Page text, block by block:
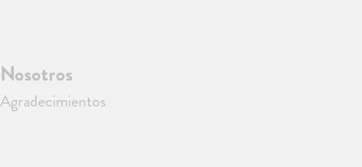
Nosotros
Agradecimientos